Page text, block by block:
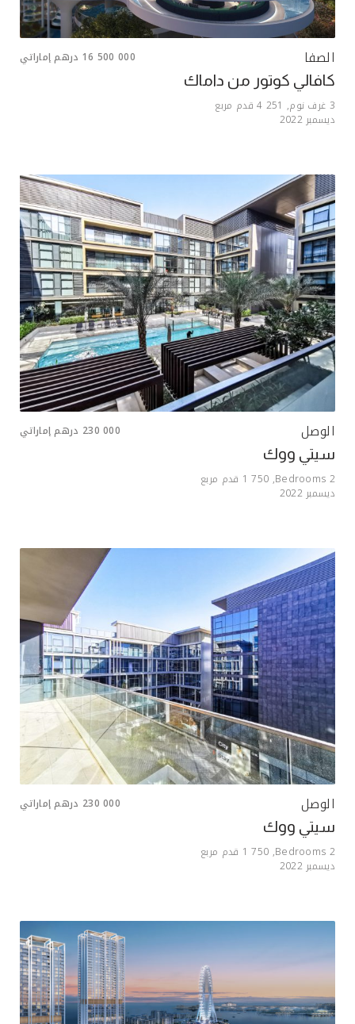
الصفا 16 500 000 درهم إماراتي
كافالي كوتور من داماك
3 غرف نوم, 4 251قدم مربع
ديسمبر 2022
الوصل 230 000 درهم إماراتي
سيتي ووك
2
1 750 قدم مربع
ديسمبر 2022
الوصل 230 000 درهم إماراتي
سيتي ووك
2
1 750 قدم مربع
ديسمبر 2022